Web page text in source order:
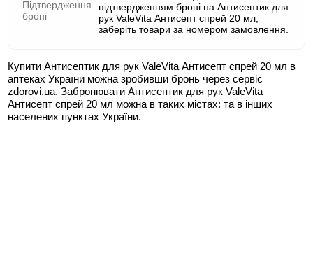
підтвердженням броні на Антисептик для
рук ValeVita Антисепт спрей 20 мл,
заберіть товари за номером замовлення.
Купити Антисептик для рук ValeVita Антисепт спрей 20 мл в
аптеках України можна зробивши бронь через сервіс
zdorovi.ua. Забронювати Антисептик для рук ValeVita
Антисепт спрей 20 мл можна в таких містах:та в інших
населених пунктах України.